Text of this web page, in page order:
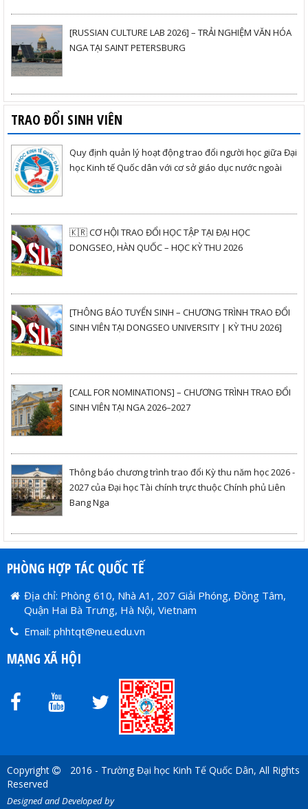
[RUSSIAN CULTURE LAB 2026] – TRẢI NGHIỆM VĂN HÓA
NGA TẠI SAINT PETERSBURG
TRAO ĐỔI SINH VIÊN
Quy định quản lý hoạt động trao đổi người học giữa Đại
học Kinh tế Quốc dân với cơ sở giáo dục nước ngoài
🇰🇷 CƠ HỘI TRAO ĐỔI HỌC TẬP TẠI ĐẠI HỌC
DONGSEO, HÀN QUỐC – HỌC KỲ THU 2026
[THÔNG BÁO TUYỂN SINH – CHƯƠNG TRÌNH TRAO ĐỔI
SINH VIÊN TẠI DONGSEO UNIVERSITY | KỲ THU 2026]
[CALL FOR NOMINATIONS] – CHƯƠNG TRÌNH TRAO ĐỔI
SINH VIÊN TẠI NGA 2026–2027
Thông báo chương trình trao đổi Kỳ thu năm học 2026 -
2027 của Đại học Tài chính trực thuộc Chính phủ Liên
Bang Nga
PHÒNG HỢP TÁC QUỐC TẾ
Địa chỉ: Phòng 610, Nhà A1, 207 Giải Phóng, Đồng Tâm,
Quận Hai Bà Trưng, Hà Nội, Vietnam
Email: phhtqt@neu.edu.vn
MẠNG XÃ HỘI
Copyright
2016 - Trường Đại học Kinh Tế Quốc Dân, All Rights
Reserved
Designed and Developed by